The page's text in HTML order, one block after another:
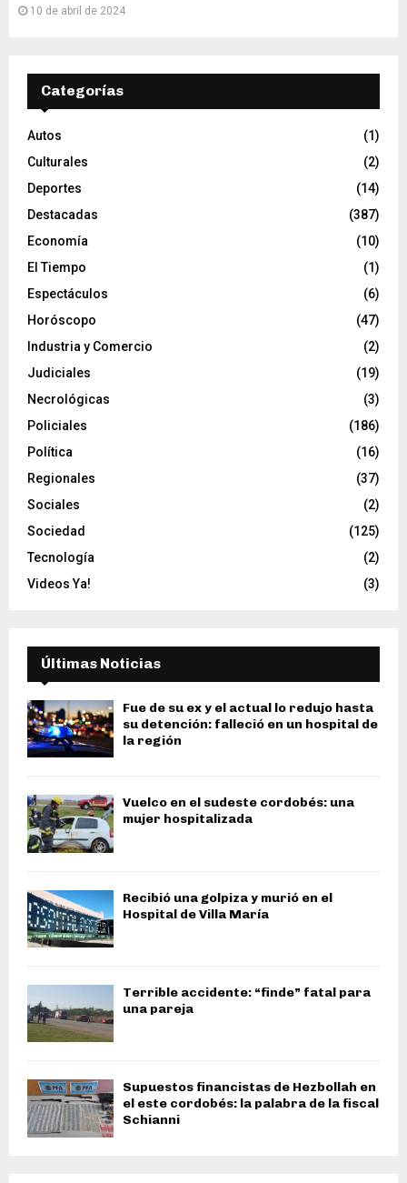
10 de abril de 2024
Categorías
Autos
(1)
Culturales
(2)
Deportes
(14)
Destacadas
(387)
Economía
(10)
El Tiempo
(1)
Espectáculos
(6)
Horóscopo
(47)
Industria y Comercio
(2)
Judiciales
(19)
Necrológicas
(3)
Policiales
(186)
Política
(16)
Regionales
(37)
Sociales
(2)
Sociedad
(125)
Tecnología
(2)
Videos Ya!
(3)
Últimas Noticias
Fue de su ex y el actual lo redujo hasta
su detención: falleció en un hospital de
la región
Vuelco en el sudeste cordobés: una
mujer hospitalizada
Recibió una golpiza y murió en el
Hospital de Villa María
Terrible accidente: “finde” fatal para
una pareja
Supuestos financistas de Hezbollah en
el este cordobés: la palabra de la fiscal
Schianni